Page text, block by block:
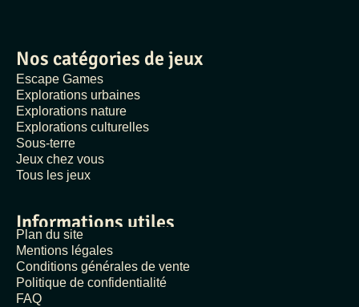
Nos catégories de jeux
Escape Games
Explorations urbaines
Explorations nature
Explorations culturelles
Sous-terre
Jeux chez vous
Tous les jeux
Informations utiles
Plan du site
Mentions légales
Conditions générales de vente
Politique de confidentialité
FAQ